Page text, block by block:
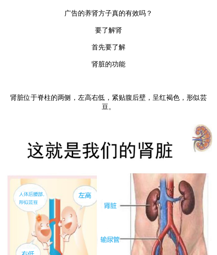
广告的养肾方子真的有效吗？
要了解肾
首先要了解
肾脏的功能
肾脏位于脊柱的两侧，左高右低，紧贴腹后壁，呈红褐色，形似芸
豆。